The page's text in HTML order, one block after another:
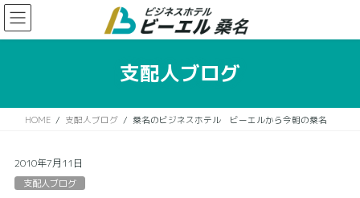
コ
ン
テ
移
ナ
ビ
ゲ
ン
支配人ブログ
HOME 支配人ブログ 桑名のビジネスホテル ビーエルから今朝の桑名
2010年7月11日
支配人ブログ